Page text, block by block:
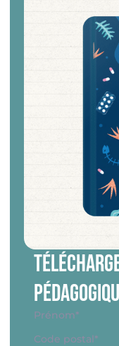
Nom*
Adresse*